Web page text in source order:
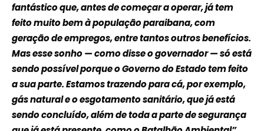
fantástico que, antes de começar a operar, já tem
feito muito bem à população paraibana, com
geração de empregos, entre tantos outros benefícios.
Mas esse sonho — como disse o governador — só está
sendo possível porque o Governo do Estado tem feito
a sua parte. Estamos trazendo para cá, por exemplo,
gás natural e o esgotamento sanitário, que já está
sendo concluído, além de toda a parte de segurança